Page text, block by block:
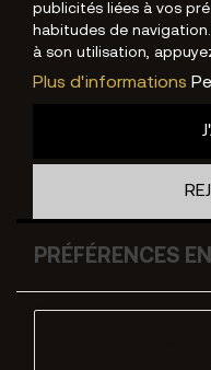
publicités liées à vos
habitudes de
à son utilisation,
Plus d'informations
PRÉFÉRENCES